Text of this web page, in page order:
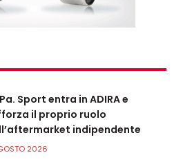
Sport entra in ADIRA e
il proprio ruolo
indipendente
2026